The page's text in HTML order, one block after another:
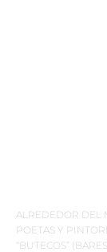
ALREDEDOR DEL
POETAS Y
“BUTECOS”